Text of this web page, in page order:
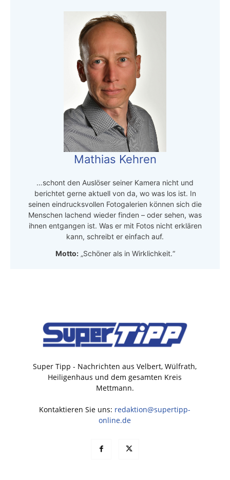
Mathias Kehren
…schont den Auslöser seiner Kamera nicht und
berichtet gerne aktuell von da, wo was los ist. In
seinen eindrucksvollen Fotogalerien können sich die
Menschen lachend wieder finden – oder sehen, was
ihnen entgangen ist. Was er mit Fotos nicht erklären
kann, schreibt er einfach auf.
Motto:„Schöner als in Wirklichkeit.“
Super Tipp - Nachrichten aus Velbert, Wülfrath,
Heiligenhaus und dem gesamten Kreis
Mettmann.
Kontaktieren Sie uns: redaktion@supertipp-
online.de